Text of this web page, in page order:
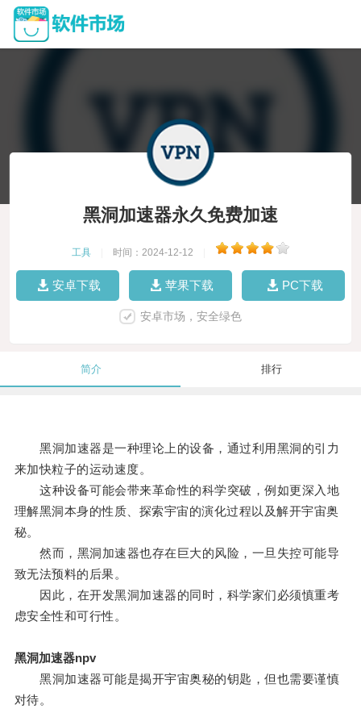
黑洞加速器永久免费加速
工具 时间：2024-12-12
安卓下载 苹果下载 PC下载
安卓市场，安全绿色
简介 排行
黑洞加速器是一种理论上的设备，通过利用黑洞的引力
来加快粒子的运动速度。
这种设备可能会带来革命性的科学突破，例如更深入地
理解黑洞本身的性质、探索宇宙的演化过程以及解开宇宙奥
秘。
然而，黑洞加速器也存在巨大的风险，一旦失控可能导
致无法预料的后果。
因此，在开发黑洞加速器的同时，科学家们必须慎重考
虑安全性和可行性。
黑洞加速器npv
黑洞加速器可能是揭开宇宙奥秘的钥匙，但也需要谨慎
对待。